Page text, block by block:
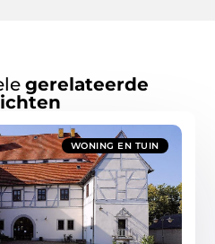
gerelateerde
WONING EN TUIN